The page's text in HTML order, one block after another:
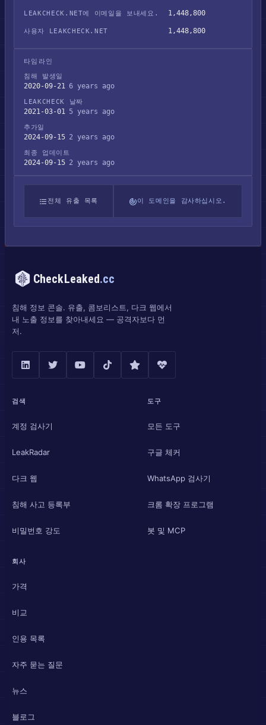
LEAKCHECK.NET에 이메일을 보내세요. 1,448,800
사용자 LEAKCHECK.NET 1,448,800
타임라인
침해 발생일
2020-09-21 6 years ago
LEAKCHECK 날짜
2021-03-01 5 years ago
추가일
2024-09-15 2 years ago
최종 업데이트
2024-09-15 2 years ago
전체 유출 목록 이 도메인을 감사하십시오.
CheckLeaked.cc
침해 정보 콘솔. 유출, 콤보리스트, 다크 웹에서
내 노출 정보를 찾아내세요 — 공격자보다 먼
저.
검색
계정 검사기
LeakRadar
다크 웹
침해 사고 등록부
비밀번호 강도
도구
모든 도구
구글 체커
WhatsApp 검사기
크롬 확장 프로그램
봇 및 MCP
회사
가격
비교
인용 목록
자주 묻는 질문
뉴스
블로그